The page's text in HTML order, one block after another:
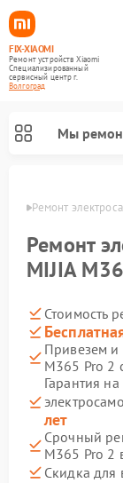
FIX-XIAOMI
Ремонт устройств Xiaomi
Специализированный
cервисный центр г.
Волгоград
Мы
Ремонт
Ремонт
MIJIA
Стоимость
Привезем и
M365 Pro 2
Гарантия
лет
Срочный
M365 Pro 2
Скидка для